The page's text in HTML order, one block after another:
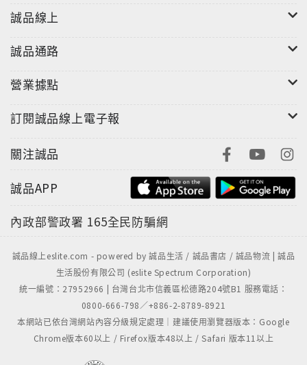
誠品線上
誠品通路
營業據點
訂閱誠品線上電子報
關注誠品
誠品APP
內政部警政署 165全民防騙網
誠品線上eslite.com - powered by 誠品生活 / 誠品書店 / 誠品物流 | 誠品
生活股份有限公司 (eslite Spectrum Corporation)
統一編號：27952966 | 台灣台北市信義區松德路204號B1 服務電話：
0800-666-798／+886-2-8789-8921
本網站已依台灣網站內容分級規定處理｜建議使用瀏覽器版本：Google
Chrome版本60以上 / Firefox版本48以上 / Safari 版本11以上